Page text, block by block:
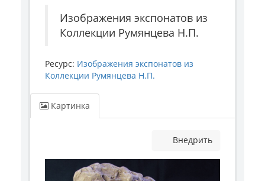
Изображения экспонатов из
Коллекции Румянцева Н.П.
Ресурс: Изображения экспонатов из
Коллекции Румянцева Н.П.
Картинка
Внедрить